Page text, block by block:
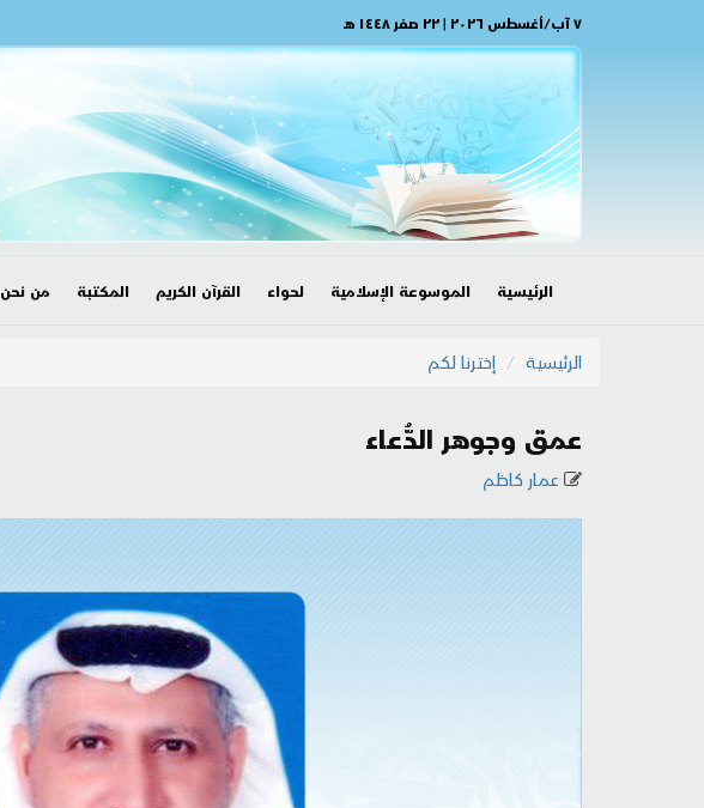
٧ آب/أغسطس ٢٠٢٦ | ٢٢ صفر ١٤٤٨ هـ
الرئيسية الموسوعة الإسلامية لحواء القرآن الكريم المكتبة من نحن
الرئيسية إخترنا لكم
عمق وجوهر الدُّعاء
عمار كاظم